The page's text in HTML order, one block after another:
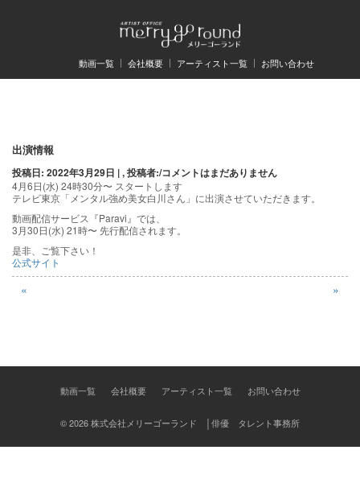
動画一覧 会社概要 アーティスト一覧 お問い合わせ
出演情報
投稿日: 2022年3月29日 | , 投稿者:/コメントはまだありません
4月6日(水) 24時30分〜 スタートします
テレビ東京「メンタル強め美女白川さん」に出演させていただきます。
動画配信サービス『Paravi』では、
3月30日(水) 21時〜 先行配信されます。
是非、ご覧下さい！
公式サイト
投
稿
ナ
ビ
ゲ
ー
ン
« »
動画一覧 会社概要 アーティスト一覧 お問い合わせ
© 2026 株式会社メリーゴーランド │俳優 タレント事務所